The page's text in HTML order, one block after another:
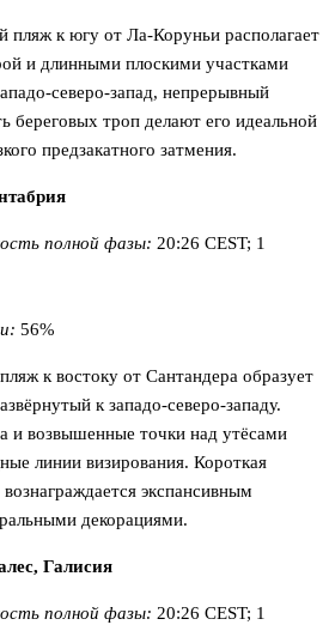
пляж к югу от Ла-Коруньи располагает
и длинными плоскими участками
северо-запад, непрерывный
береговых троп делают его идеальной
предзакатного затмения.
полной фазы: 20:26 CEST; 1
56%
к востоку от Сантандера образует
к западо-северо-западу.
и возвышенные точки над утёсами
линии визирования. Короткая
экспансивным
декорациями.
Галисия
полной фазы: 20:26 CEST; 1